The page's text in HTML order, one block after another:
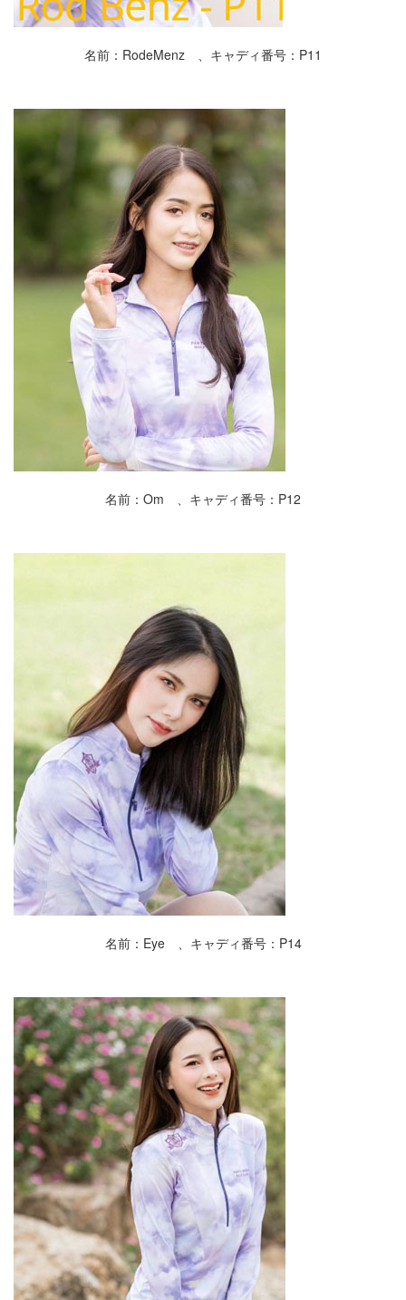
名前：RodeMenz 、キャディ番号：P11
名前：Om 、キャディ番号：P12
名前：Eye 、キャディ番号：P14